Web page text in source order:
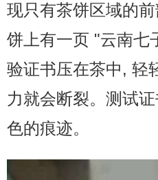
茶
现只有茶饼区域的
饼上有一页 "云南七
验证书压在茶中, 轻
力就会断裂。测试
色的痕迹。